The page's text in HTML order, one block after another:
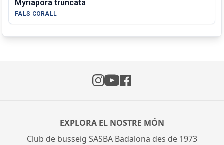
Myriapora truncata
FALS CORALL
EXPLORA EL NOSTRE MÓN
Club de busseig SASBA Badalona des de 1973